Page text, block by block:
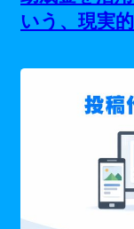
いう、現実